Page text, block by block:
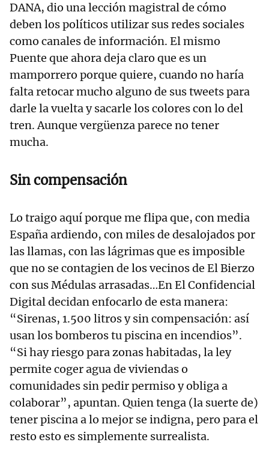
DANA, dio una lección magistral de cómo
deben los políticos utilizar sus redes sociales
como canales de información. El mismo
Puente que ahora deja claro que es un
mamporrero porque quiere, cuando no haría
falta retocar mucho alguno de sus tweets para
darle la vuelta y sacarle los colores con lo del
tren. Aunque vergüenza parece no tener
mucha.
Sin compensación
Lo traigo aquí porque me flipa que, con media
España ardiendo, con miles de desalojados por
las llamas, con las lágrimas que es imposible
que no se contagien de los vecinos de El Bierzo
con sus Médulas arrasadas…En El Confidencial
Digital decidan enfocarlo de esta manera:
“Sirenas, 1.500 litros y sin compensación: así
usan los bomberos tu piscina en incendios”.
“Si hay riesgo para zonas habitadas, la ley
permite coger agua de viviendas o
comunidades sin pedir permiso y obliga a
colaborar”, apuntan. Quien tenga (la suerte de)
tener piscina a lo mejor se indigna, pero para el
resto esto es simplemente surrealista.